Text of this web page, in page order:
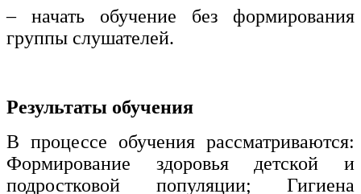
– начать обучение без формирования
группы слушателей.
Результаты обучения
В процессе обучения рассматриваются:
Формирование здоровья детской и
подростковой популяции; Гигиена